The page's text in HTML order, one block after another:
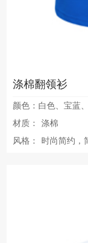
涤棉翻领衫
颜色：白色、宝蓝
材质：
涤棉
风格：
时尚简约，